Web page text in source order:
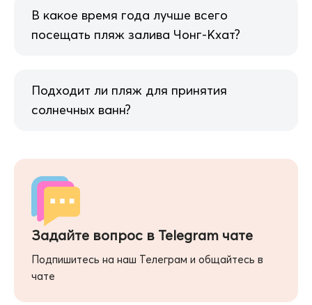
В какое время года лучше всего
посещать пляж залива Чонг-Кхат?
Подходит ли пляж для принятия
солнечных ванн?
Задайте вопрос в Telegram чате
Подпишитесь на наш Телеграм и общайтесь в
чате